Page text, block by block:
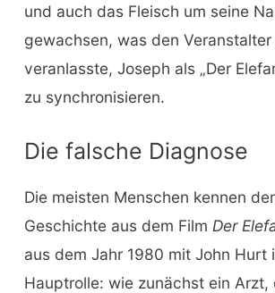
und auch das Fleisch um seine
gewachsen, was den Veranstalter
veranlasste, Joseph als „Der
zu synchronisieren.
Die falsche Diagnose
Die meisten Menschen kennen
Geschichte aus dem Film Der
aus dem Jahr 1980 mit John Hurt
Hauptrolle: wie zunächst ein Arzt,